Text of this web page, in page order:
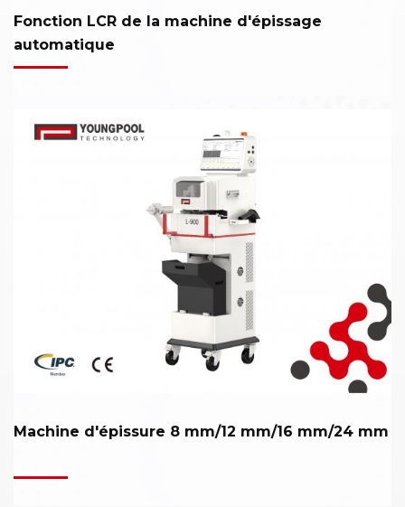
Fonction LCR de la machine d'épissage
automatique
Machine d'épissure 8 mm/12 mm/16 mm/24 mm